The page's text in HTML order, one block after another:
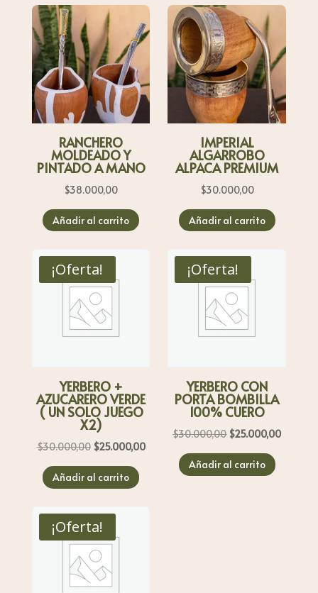
$30.000,00.
$25.000,00.
RANCHERO
MOLDEADO Y
PINTADO A MANO
$38.000,00
Añadir al carrito
IMPERIAL
ALGARROBO
ALPACA PREMIUM
$30.000,00
Añadir al carrito
¡Oferta!
YERBERO +
AZUCARERO VERDE
( UN SOLO JUEGO
X2)
$30.000,00 El
precio
original
$30.000,00.
$25.000,00El
Añadir al carrito
¡Oferta!
YERBERO CON
PORTA BOMBILLA
100% CUERO
$30.000,00 El
precio
original
$25.000,00El
Añadir al carrito
¡Oferta!